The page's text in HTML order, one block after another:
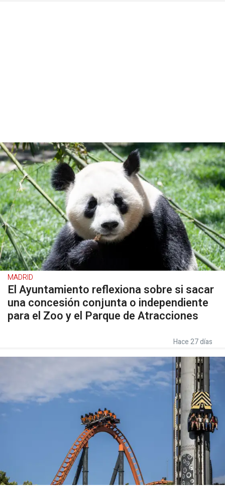
MADRID
El Ayuntamiento reflexiona sobre si sacar
una concesión conjunta o independiente
para el Zoo y el Parque de Atracciones
Hace 27 días